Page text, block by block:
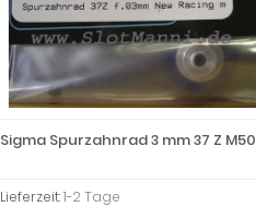
Sigma Spurzahnrad 3 mm 37 Z M50
Lieferzeit:1-2 Tage